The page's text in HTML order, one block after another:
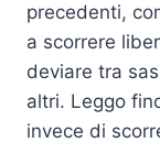
precedenti,
a scorrere
deviare tra
altri. Leggo
invece di